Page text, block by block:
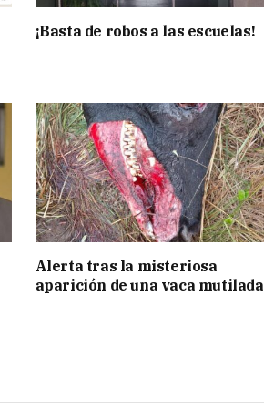
¡Basta de robos a las escuelas!
Alerta tras la misteriosa
aparición de una vaca mutilada